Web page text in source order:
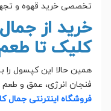
تخصصی خرید قهوه و
خرید از
کلیک تا
همین حالا این کپسول
فنجان انرژی، عمق و
فروشگاه اینترنتی جمال